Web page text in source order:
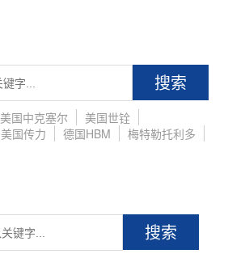
搜索
美国中克塞尔
美国世铨
美国传力 德国HBM 梅特勒托利多
搜索